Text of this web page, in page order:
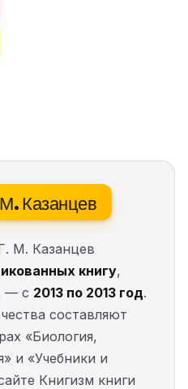
Казанцев
М. Казанцев
книгу,
— с 2013 по 2013 год.
составляют
«Биология,
и «Учебники и
Книгизм книги